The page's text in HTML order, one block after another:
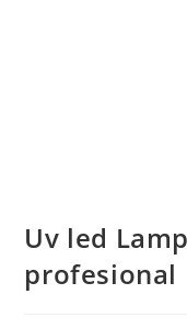
Uv led
profesional